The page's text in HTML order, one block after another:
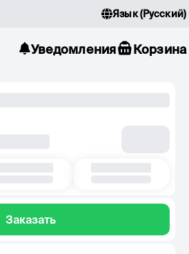
Язык(Русский)
Уведомления Корзина
Заказать